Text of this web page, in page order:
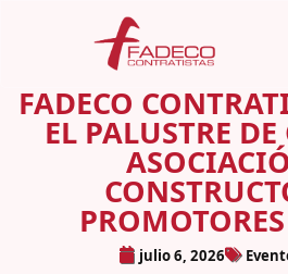
FADECO
EL PALUSTRE
julio 6, 2026